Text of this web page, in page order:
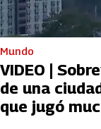
Mundo
VIDEO |
de una
que jugó